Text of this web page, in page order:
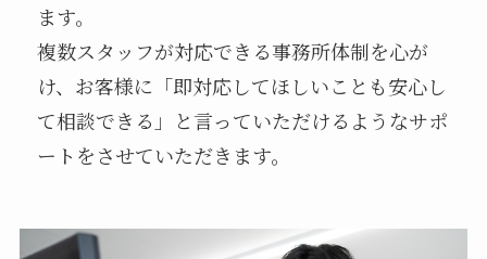
ます。
複数スタッフが対応できる事務所体制を心が
け、お客様に「即対応してほしいことも安心し
て相談できる」と言っていただけるようなサポ
ートをさせていただきます。